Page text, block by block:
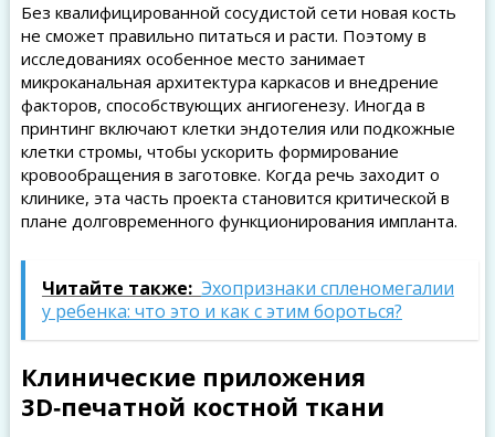
Без квалифицированной сосудистой сети новая кость
не сможет правильно питаться и расти. Поэтому в
исследованиях особенное место занимает
микроканальная архитектура каркасов и внедрение
факторов, способствующих ангиогенезу. Иногда в
принтинг включают клетки эндотелия или подкожные
клетки стромы, чтобы ускорить формирование
кровообращения в заготовке. Когда речь заходит о
клинике, эта часть проекта становится критической в
плане долговременного функционирования импланта.
Читайте также: Эхопризнаки спленомегалии
у ребенка: что это и как с этим бороться?
Клинические приложения
3D‑печатной костной ткани